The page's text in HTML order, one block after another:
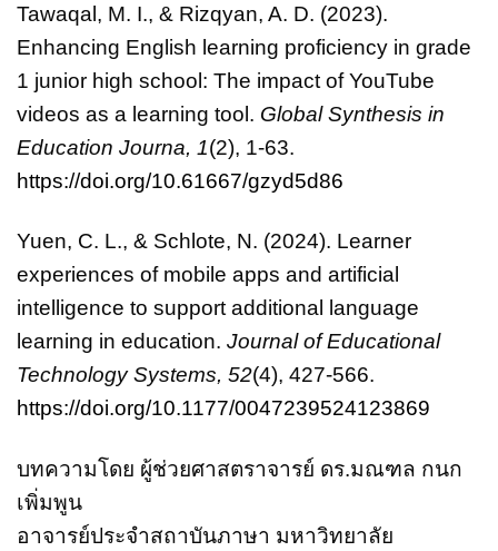
Tawaqal, M. I., & Rizqyan, A. D. (2023).
Enhancing English learning proficiency in grade
1 junior high school: The impact of YouTube
videos as a learning tool. Global Synthesis in
Education Journa, 1(2), 1-63.
https://doi.org/10.61667/gzyd5d86
Yuen, C. L., & Schlote, N. (2024). Learner
experiences of mobile apps and artificial
intelligence to support additional language
learning in education. Journal of Educational
Technology Systems, 52(4), 427-566.
https://doi.org/10.1177/0047239524123869
บทความโดย ผู้ช่วยศาสตราจารย์ ดร.มณฑล กนก
เพิ่มพูน
อาจารย์ประจำสถาบันภาษา มหาวิทยาลัย